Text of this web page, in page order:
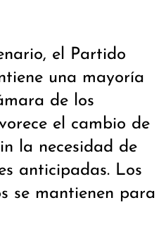
el Partido
una mayoría
de los
el cambio de
la necesidad de
anticipadas. Los
se mantienen para